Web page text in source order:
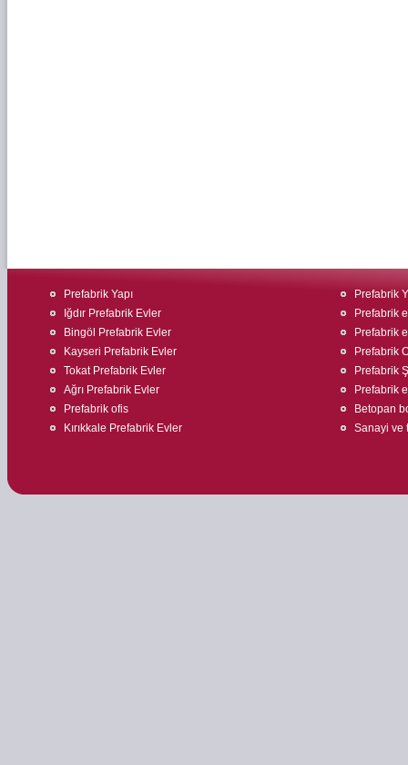
Prefabrik Yapı
Iğdır Prefabrik Evler
Bingöl Prefabrik Evler
Kayseri Prefabrik Evler
Tokat Prefabrik Evler
Ağrı Prefabrik Evler
Prefabrik ofis
Kırıkkale Prefabrik Evler
Prefabrik
Prefabrik
Prefabrik
Prefabrik
Prefabrik
Prefabrik
Betopan
Sanayi ve